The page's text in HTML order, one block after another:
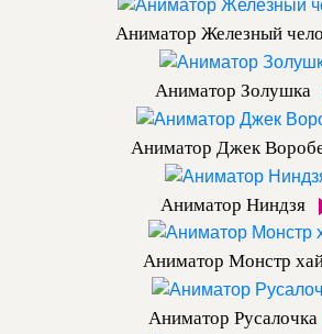
Аниматор Железный
Аниматор Золушка
Аниматор Джек
Аниматор Ниндзя
Аниматор Монстр
Аниматор Русалочка